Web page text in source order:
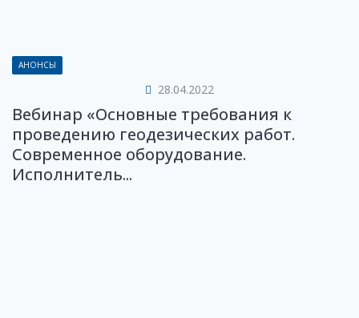
АНОНСЫ
28.04.2022
Вебинар «Основные требования к
проведению геодезических работ.
Современное оборудование.
Исполнитель...